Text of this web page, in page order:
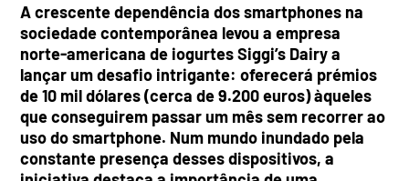
A crescente dependência dos smartphones na
sociedade contemporânea levou a empresa
norte-americana de iogurtes Siggi’s Dairy a
lançar um desafio intrigante: oferecerá prémios
de 10 mil dólares (cerca de 9.200 euros) àqueles
que conseguirem passar um mês sem recorrer ao
uso do smartphone. Num mundo inundado pela
constante presença desses dispositivos, a